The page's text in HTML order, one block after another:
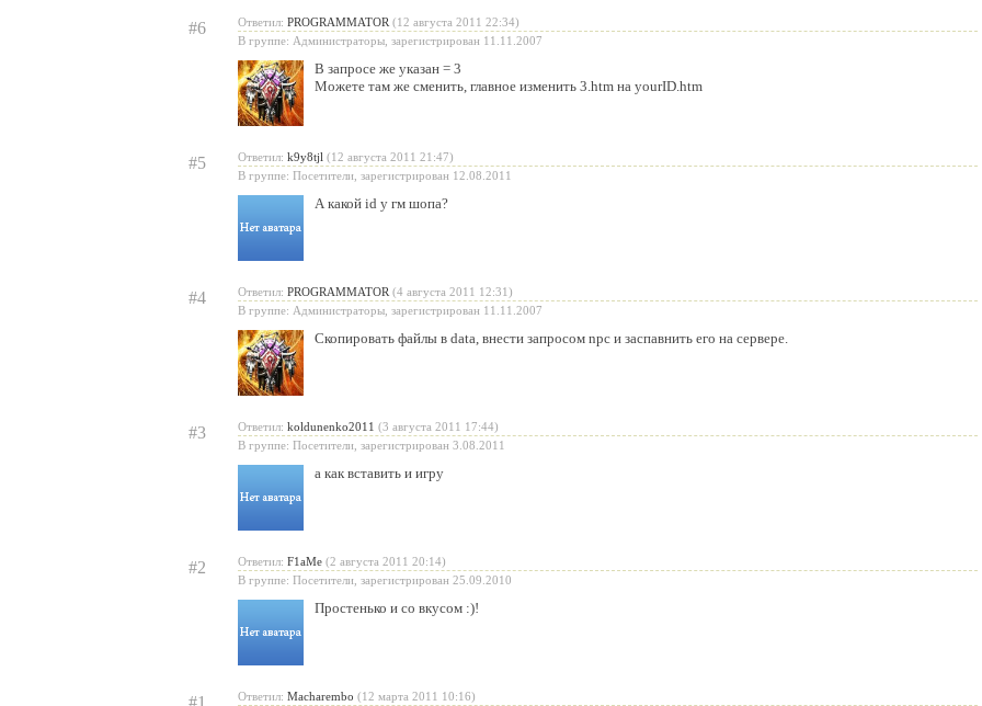
#6 Ответил: PROGRAMMATOR (12 августа 2011 22:34)
В группе: Администраторы, зарегистрирован 11.11.2007
В запросе же указан = 3
Можете там же сменить, главное изменить 3.htm на yourID.htm
#5 Ответил: k9y8tjl (12 августа 2011 21:47)
В группе: Посетители, зарегистрирован 12.08.2011
А какой id у гм шопа?
#4 Ответил: PROGRAMMATOR (4 августа 2011 12:31)
В группе: Администраторы, зарегистрирован 11.11.2007
Скопировать файлы в data, внести запросом npc и заспавнить его на сервере.
#3 Ответил: koldunenko2011 (3 августа 2011 17:44)
В группе: Посетители, зарегистрирован 3.08.2011
а как вставить и игру
#2 Ответил: F1aMe (2 августа 2011 20:14)
В группе: Посетители, зарегистрирован 25.09.2010
Простенько и со вкусом :)!
#1 Ответил: Macharembo (12 марта 2011 10:16)